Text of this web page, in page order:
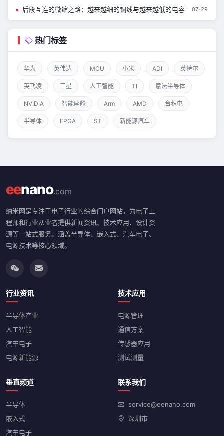
后段互连的微缩之路：越来越细的铜线与越来越低的电容 07-29
热门标签
华为 英伟达 MCU 小米 ADI 英特尔
英飞凌 三星 人工智能 TI 意法半导体
NVIDIA 智能座舱 Arm AMD 台积电
半导体 FPGA ST 新能源汽车
eenano.com
纳米网是专注于电子行业的综合门户网站，为电子工
程师和行业从业者提供新闻资讯、技术应用、设计资
源等一站式服务。涵盖半导体、嵌入式、汽车电子、
电源技术等核心领域。
行业资讯
半导体产业
人工智能
汽车电子
电源新能源
技术应用
电源管理
通信方案
传感器应用
测试测量
垂直频道
半导体
嵌入式
汽车电子
联系我们
service@eenano.com
深圳市